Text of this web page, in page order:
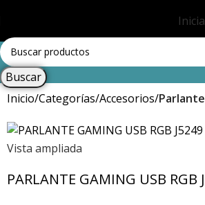
Buscar
Inicio Categorías Accesorios
Vista ampliada
PARLANTE GAMING USB RGB